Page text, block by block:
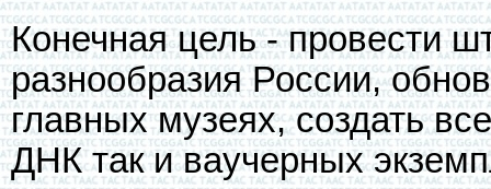
Конечная цель - провести
разнообразия России,
главных музеях, создать
ДНК так и ваучерных